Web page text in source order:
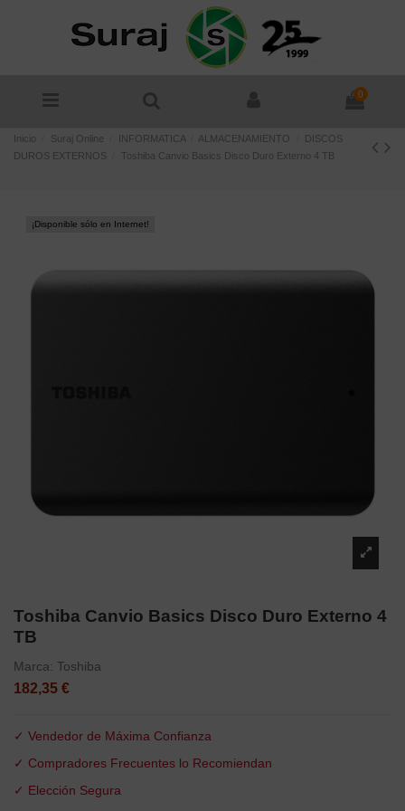
0
Inicio Suraj Online INFORMATICA ALMACENAMIENTO
DISCOS
DUROS EXTERNOS
Toshiba Canvio Basics Disco Duro Externo 4 TB
¡Disponible sólo en Internet!
Toshiba Canvio Basics Disco Duro Externo 4
TB
Marca: Toshiba
182,35 €
✓ Vendedor de Máxima Confianza
✓ Compradores Frecuentes lo Recomiendan
✓ Elección Segura